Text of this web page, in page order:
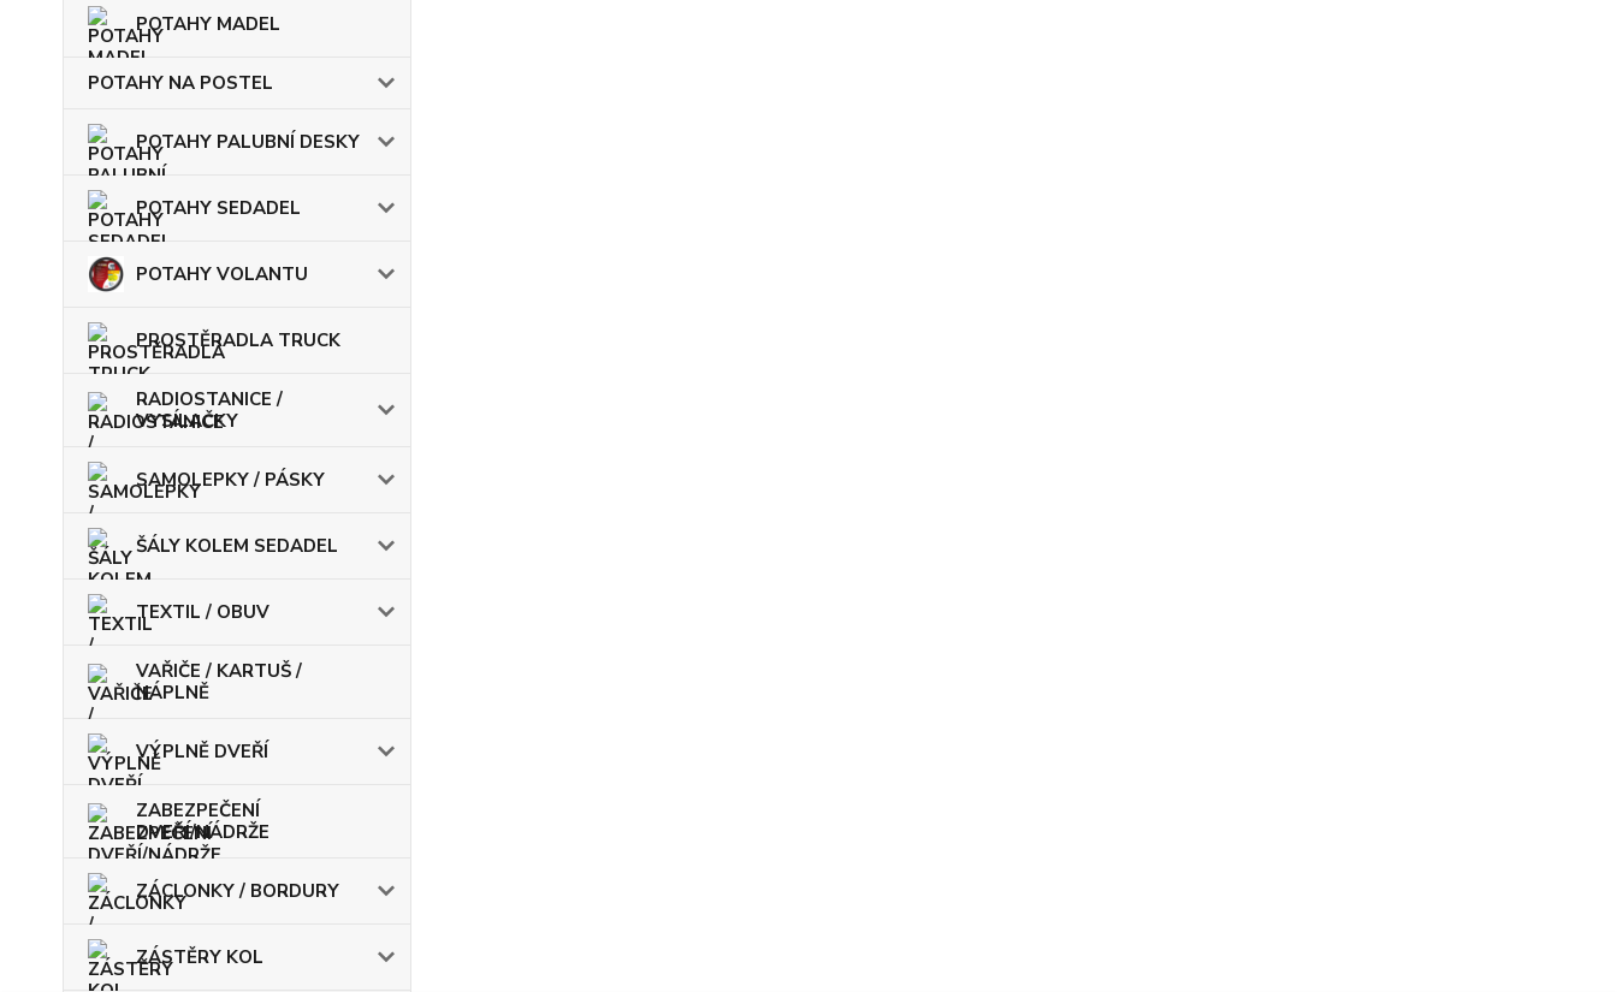
POTAHY MADEL
POTAHY NA POSTEL
POTAHY PALUBNÍ DESKY
POTAHY SEDADEL
POTAHY VOLANTU
PROSTĚRADLA TRUCK
RADIOSTANICE /
VYSÍLAČKY
SAMOLEPKY / PÁSKY
ŠÁLY KOLEM SEDADEL
TEXTIL / OBUV
VAŘIČE / KARTUŠ /
NÁPLNĚ
VÝPLNĚ DVEŘÍ
ZABEZPEČENÍ
DVEŘÍ/NÁDRŽE
ZÁCLONKY / BORDURY
ZÁSTĚRY KOL